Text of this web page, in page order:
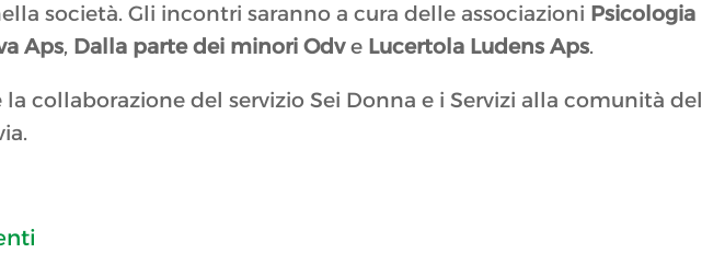
società. Gli incontri saranno a cura delle associazioni Psicologia
Aps, Dalla parte dei minori Odve Lucertola Ludens Aps.
la collaborazione del servizio Sei Donna e i Servizi alla comunità del